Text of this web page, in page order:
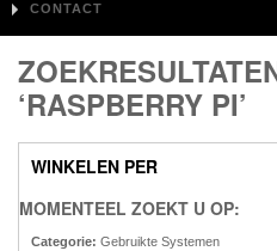
CONTACT
‘RASPBERRY PI’
WINKELEN PER
MOMENTEEL ZOEKT U OP:
Categorie: Gebruikte Systemen